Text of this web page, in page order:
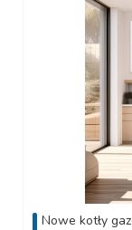
Nowe kotły